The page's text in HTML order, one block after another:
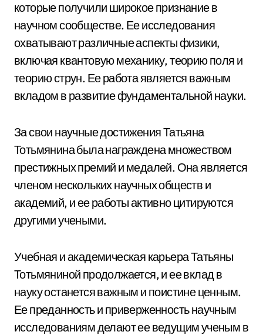
которые получили широкое признание в
научном сообществе. Ее исследования
охватывают различные аспекты физики,
включая квантовую механику, теорию поля и
теорию струн. Ее работа является важным
вкладом в развитие фундаментальной науки.
За свои научные достижения Татьяна
Тотьмянина была награждена множеством
престижных премий и медалей. Она является
членом нескольких научных обществ и
академий, и ее работы активно цитируются
другими учеными.
Учебная и академическая карьера Татьяны
Тотьмяниной продолжается, и ее вклад в
науку останется важным и поистине ценным.
Ее преданность и приверженность научным
исследованиям делают ее ведущим ученым в